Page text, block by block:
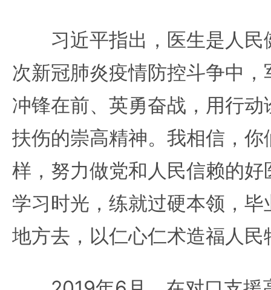
习近平指出，医生是人民
次新冠肺炎疫情防控斗争中
冲锋在前、英勇奋战，用行
扶伤的崇高精神。我相信，
样，努力做党和人民信赖的
学习时光，练就过硬本领，
地方去，以仁心仁术造福人